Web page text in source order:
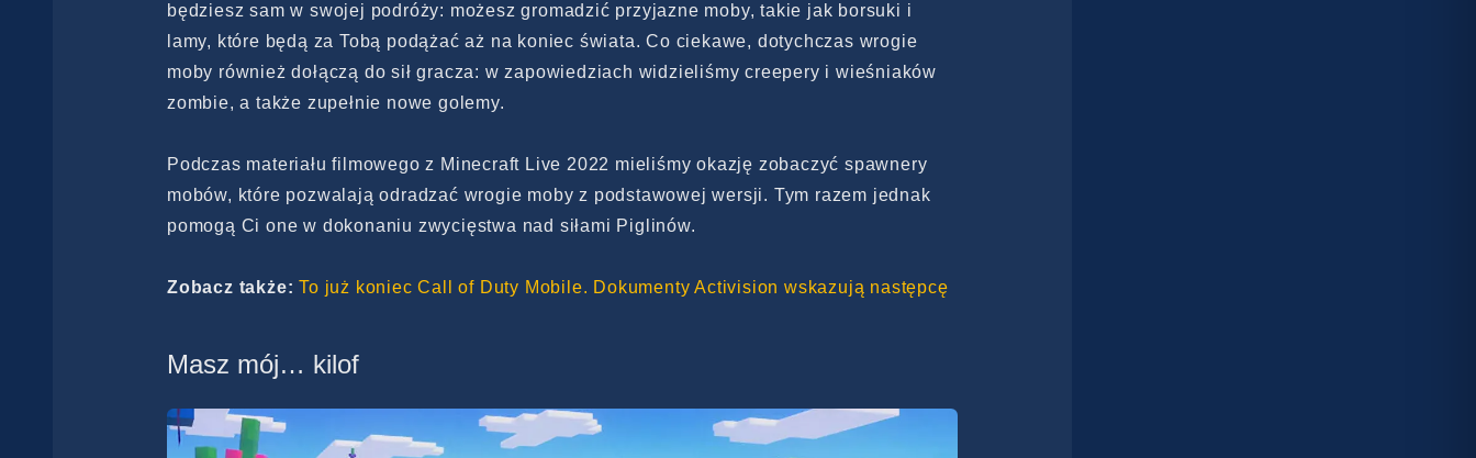
będziesz sam w swojej podróży: możesz gromadzić przyjazne moby, takie jak borsuki i
lamy, które będą za Tobą podążać aż na koniec świata. Co ciekawe, dotychczas wrogie
moby również dołączą do sił gracza: w zapowiedziach widzieliśmy creepery i wieśniaków
zombie, a także zupełnie nowe golemy.
Podczas materiału filmowego z Minecraft Live 2022 mieliśmy okazję zobaczyć spawnery
mobów, które pozwalają odradzać wrogie moby z podstawowej wersji. Tym razem jednak
pomogą Ci one w dokonaniu zwycięstwa nad siłami Piglinów.
Zobacz także:To już koniec Call of Duty Mobile. Dokumenty Activision wskazują następcę
Masz mój… kilof